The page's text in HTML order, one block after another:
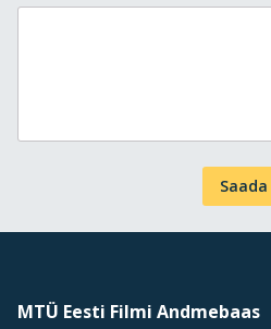
Saada
MTÜ Eesti Filmi Andmebaas